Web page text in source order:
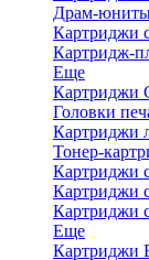
Драм-
Картриджи
Картридж-
Еще
Картриджи
Головки
Картриджи
Тонер-
Картриджи
Картриджи
Картриджи
Еще
Картриджи